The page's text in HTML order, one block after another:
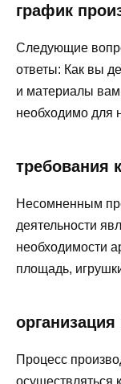
график
Следующие
ответы: Как вы
и материалы
необходимо для
требования
Несомненным
деятельности
необходимости
площадь,
Процесс
осуществляться